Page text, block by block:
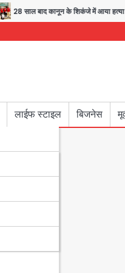
28 साल बाद कानून के शिकंजे में आया हत्या
लाईफ स्टाइल बिजनेस